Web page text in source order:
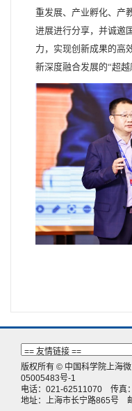
重发展、产业孵化、产
进展进行分享，并诚邀
力，实现创新成果的高
新深度融合发展的“超越
版权所有 © 中国科学院上海
05005483号-1
电话：021-62511070 传真
地址：上海市长宁路865号